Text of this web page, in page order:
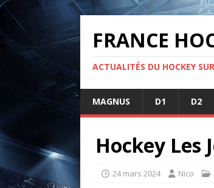
FRANCE
ACTUALITÉS DU HOCKEY
MAGNUS D1 D2
Hockey Les
24 mars 2024 Nico